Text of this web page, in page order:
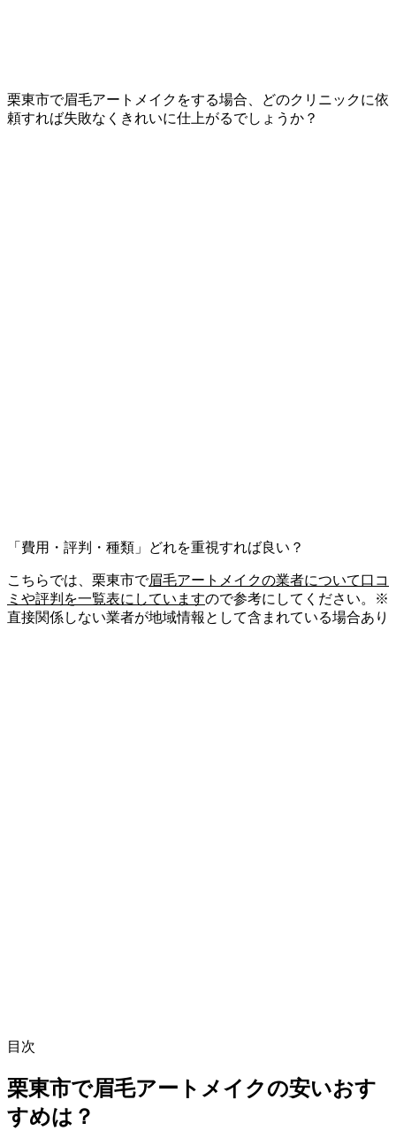
栗東市で眉毛アートメイクをする場合、
どのクリニックに依
頼すれば失敗なくきれいに仕上がるでしょうか？
「費用・評判・種類」どれを重視すれば良い？
こちらでは、栗東市で眉毛アートメイクの業者について口コ
ミや評判を一覧表にしていますので参考にしてください。※
直接関係しない業者が地域情報として含まれている場合あり
目次
栗東市で眉毛アートメイクの安いおす
すめは？